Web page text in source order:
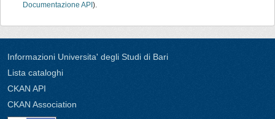
Documentazione API ).
Informazioni Universita' degli Studi di Bari
Lista cataloghi
CKAN API
CKAN Association